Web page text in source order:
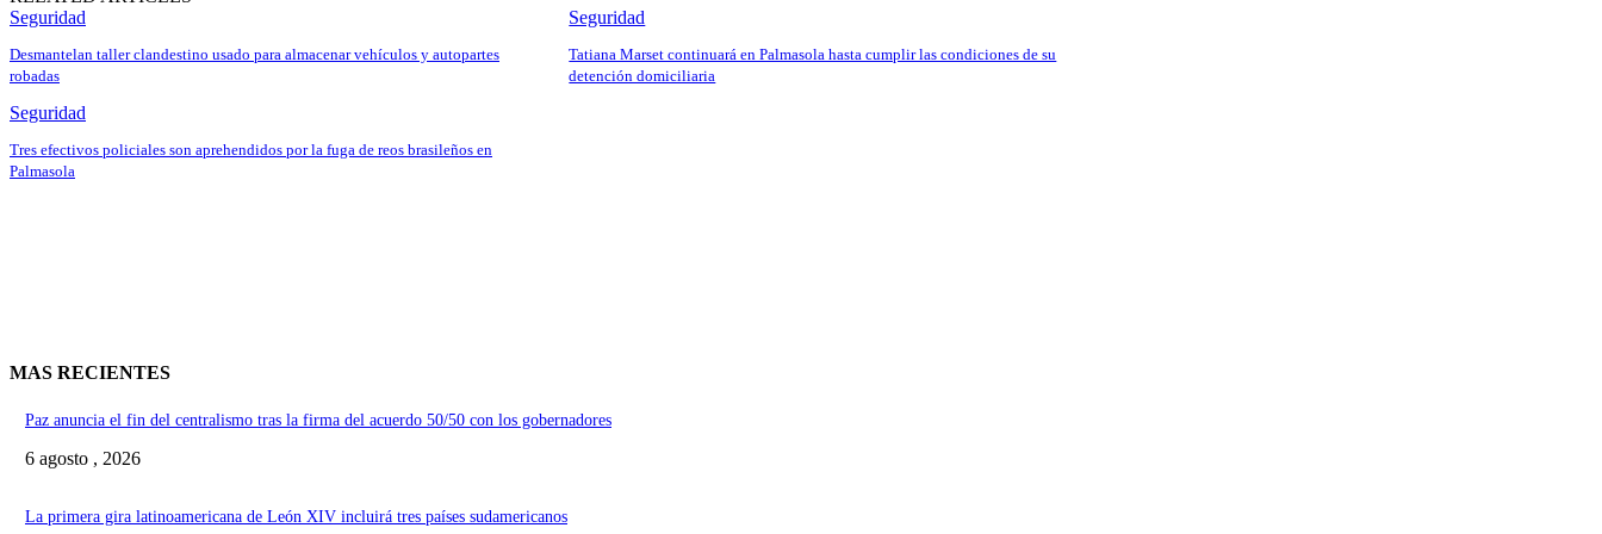
Seguridad
Desmantelan taller clandestino usado para almacenar vehículos y autopartes
robadas
Seguridad
Tatiana Marset continuará en Palmasola hasta cumplir las condiciones de su
detención domiciliaria
Seguridad
Tres efectivos policiales son aprehendidos por la fuga de reos brasileños en
Palmasola
MAS RECIENTES
Paz anuncia el fin del centralismo tras la firma del acuerdo 50/50 con los gobernadores
6 agosto , 2026
La primera gira latinoamericana de León XIV incluirá tres países sudamericanos